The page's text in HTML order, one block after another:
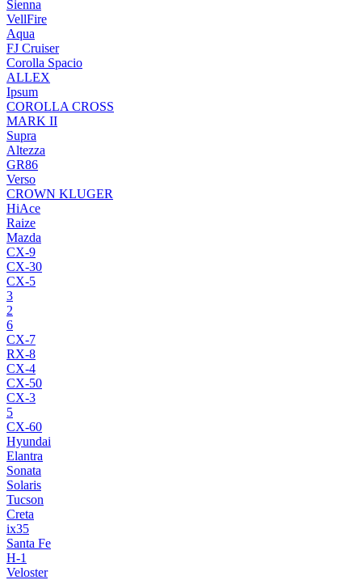
Sienna
VellFire
Aqua
FJ Cruiser
Corolla Spacio
ALLEX
Ipsum
COROLLA CROSS
MARK II
Supra
Altezza
GR86
Verso
CROWN KLUGER
HiAce
Raize
Mazda
CX-9
CX-30
CX-5
3
2
6
CX-7
RX-8
CX-4
CX-50
CX-3
5
CX-60
Hyundai
Elantra
Sonata
Solaris
Tucson
Creta
ix35
Santa Fe
H-1
Veloster